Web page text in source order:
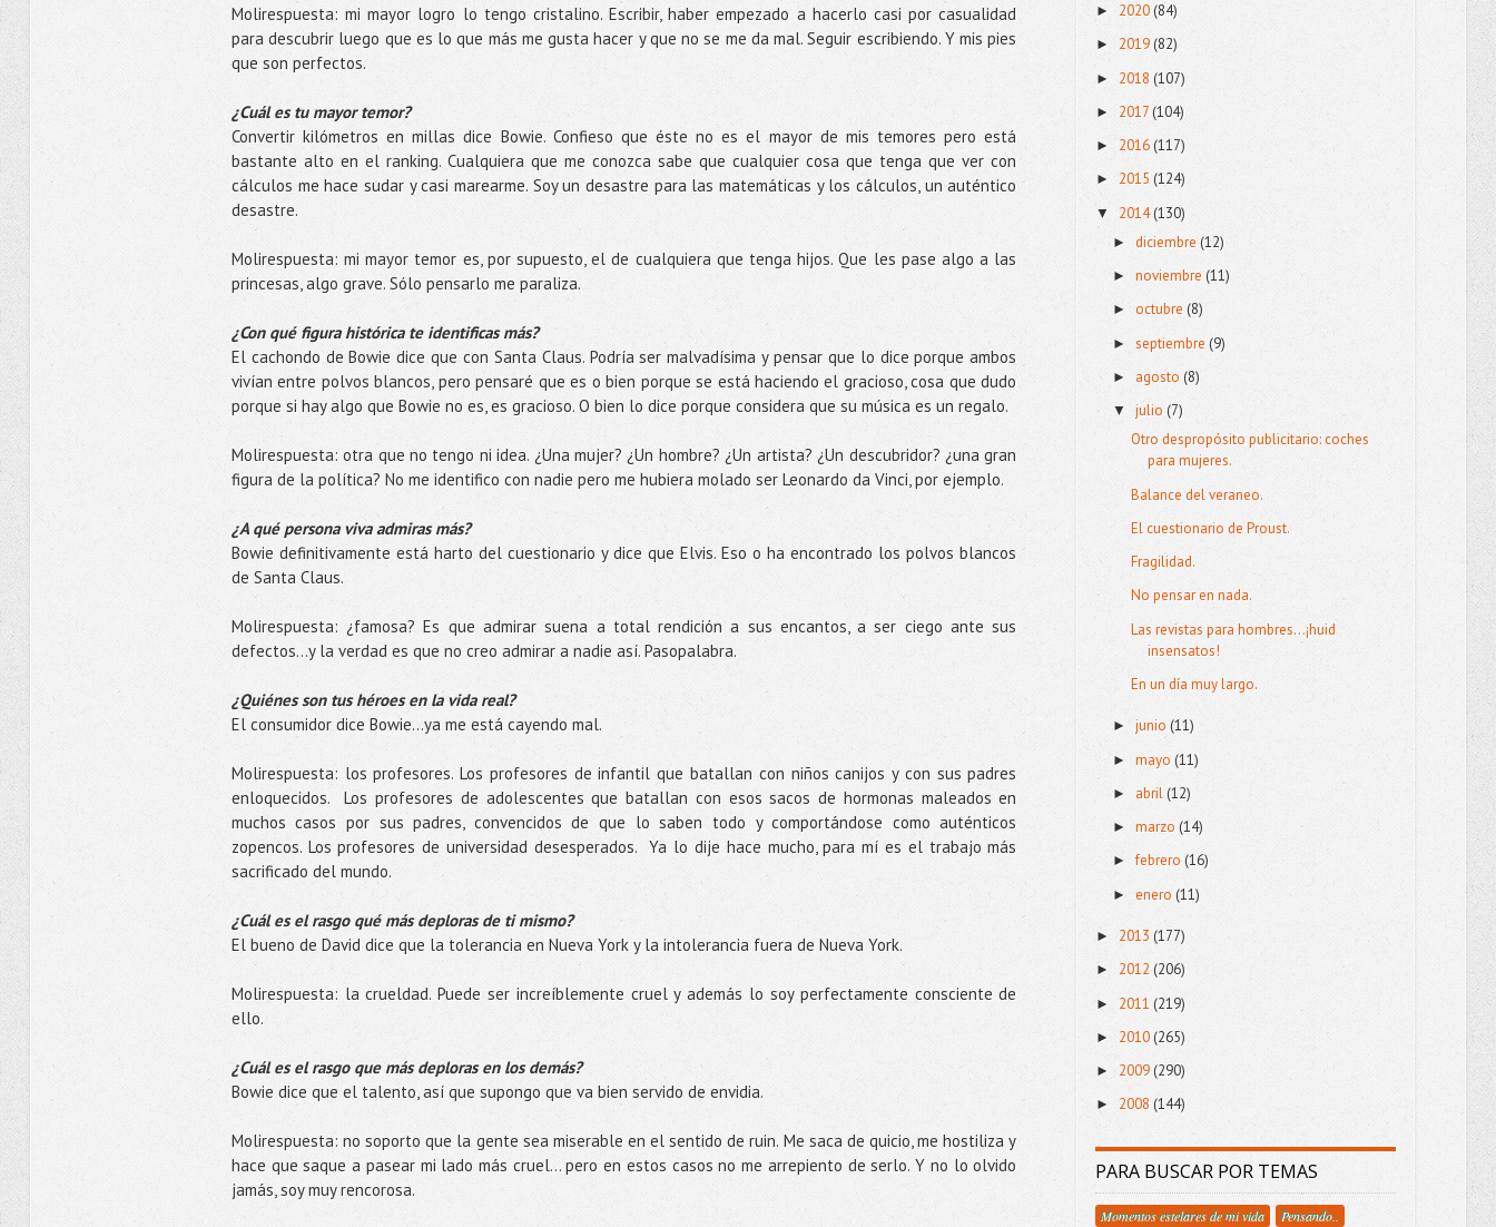
Molirespuesta: mi mayor logro lo tengo cristalino. Escribir, haber empezado a hacerlo casi por casualidad
para descubrir luego que es lo que más me gusta hacer y que no se me da mal. Seguir escribiendo. Y mis pies
que son perfectos.
¿Cuál es tu mayor temor?
Convertir kilómetros en millas dice Bowie. Confieso que éste no es el mayor de mis temores pero está
bastante alto en el ranking. Cualquiera que me conozca sabe que cualquier cosa que tenga que ver con
cálculos me hace sudar y casi marearme. Soy un desastre para las matemáticas y los cálculos, un auténtico
desastre.
Molirespuesta: mi mayor temor es, por supuesto, el de cualquiera que tenga hijos. Que les pase algo a las
princesas, algo grave. Sólo pensarlo me paraliza.
¿Con qué figura histórica te identificas más?
El cachondo de Bowie dice que con Santa Claus. Podría ser malvadísima y pensar que lo dice porque ambos
vivían entre polvos blancos, pero pensaré que es o bien porque se está haciendo el gracioso, cosa que dudo
porque si hay algo que Bowie no es, es gracioso. O bien lo dice porque considera que su música es un regalo.
Molirespuesta: otra que no tengo ni idea. ¿Una mujer? ¿Un hombre? ¿Un artista? ¿Un descubridor? ¿una gran
figura de la política? No me identifico con nadie pero me hubiera molado ser Leonardo da Vinci, por ejemplo.
¿A qué persona viva admiras más?
Bowie definitivamente está harto del cuestionario y dice que Elvis. Eso o ha encontrado los polvos blancos
de Santa Claus.
Molirespuesta: ¿famosa? Es que admirar suena a total rendición a sus encantos, a ser ciego ante sus
defectos...y la verdad es que no creo admirar a nadie así. Pasopalabra.
¿Quiénes son tus héroes en la vida real?
El consumidor dice Bowie...ya me está cayendo mal.
Molirespuesta: los profesores. Los profesores de infantil que batallan con niños canijos y con sus padres
enloquecidos. Los profesores de adolescentes que batallan con esos sacos de hormonas maleados en
muchos casos por sus padres, convencidos de que lo saben todo y comportándose como auténticos
zopencos. Los profesores de universidad desesperados. Ya lo dije hace mucho, para mí es el trabajo más
sacrificado del mundo.
¿Cuál es el rasgo qué más deploras de ti mismo?
El bueno de David dice que la tolerancia en Nueva York y la intolerancia fuera de Nueva York.
Molirespuesta: la crueldad. Puede ser increíblemente cruel y además lo soy perfectamente consciente de
ello.
¿Cuál es el rasgo que más deploras en los demás?
Bowie dice que el talento, así que supongo que va bien servido de envidia.
Molirespuesta: no soporto que la gente sea miserable en el sentido de ruin. Me saca de quicio, me hostiliza y
hace que saque a pasear mi lado más cruel... pero en estos casos no me arrepiento de serlo. Y no lo olvido
jamás, soy muy rencorosa.
► 2020(84)
► 2019(82)
► 2018 (107)
► 2017 (104)
► 2016(117)
► 2015 (124)
▼ 2014(130)
► diciembre (12)
►noviembre(11)
►octubre (8)
► septiembre (9)
► agosto(8)
▼julio(7)
Otro despropósito publicitario: coches
para mujeres.
Balance del veraneo.
El cuestionario de Proust.
Fragilidad.
No pensar en nada.
Las revistas para hombres...¡huid
insensatos!
En un día muy largo.
►junio(11)
►mayo (11)
► abril(12)
►marzo(14)
►febrero (16)
►enero (11)
► 2013 (177)
► 2012 (206)
► 2011 (219)
► 2010(265)
► 2009(290)
► 2008 (144)
PARA BUSCAR POR TEMAS
Momentos estelares de mi vida
Pensando..